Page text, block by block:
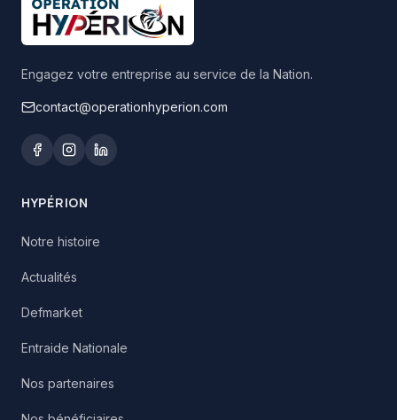
Engagez votre entreprise au service de la Nation.
contact@operationhyperion.com
HYPÉRION
Notre histoire
Actualités
Defmarket
Entraide Nationale
Nos partenaires